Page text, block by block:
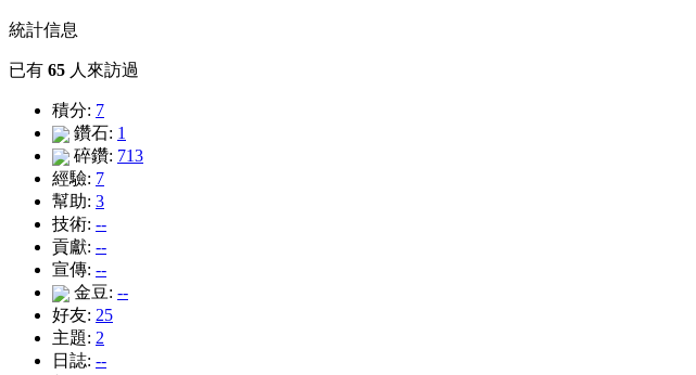
統計信息
已有 65 人來訪過
積分: 7
鑽石: 1
碎鑽: 713
經驗: 7
幫助: 3
技術: --
貢獻: --
宣傳: --
金豆: --
好友: 25
主題: 2
日誌: --